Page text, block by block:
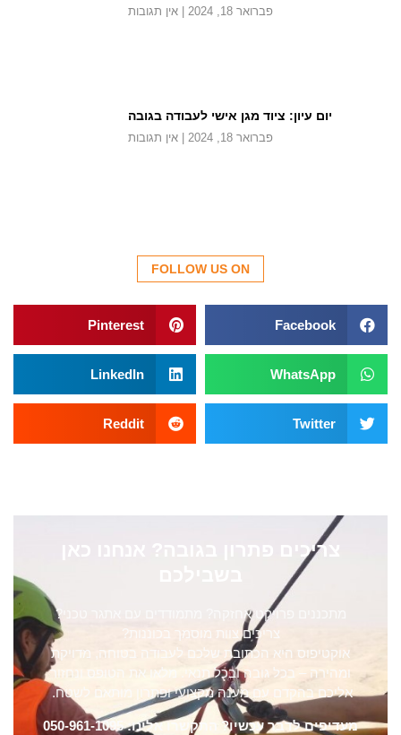
פברואר 18, 2024 אין תגובות
יום עיון: ציוד מגן אישי לעבודה בגובה
פברואר 18, 2024 אין תגובות
FOLLOW US ON
Facebook
Pinterest
WhatsApp
LinkedIn
Twitter
Reddit
צריכים פתרון בגובה? אנחנו כאן
מתכננים פרויקט אחזקה? מתמודדים עם אתגר טכני?
צריכים צוות מוסמך בכוננות?
אוקטיפוס היא הכתובת שלכם לעבודה בטוחה, מדויקת
ומהירה – בכל גובה ובכל תנאי. מלאו את הטופס ונחזור
אליכם בהקדם עם מענה מקצועי ופתרון מותאם לשטח.
מעדיפים לדבר עכשיו? התקשרו אלינו: 050-961-1095